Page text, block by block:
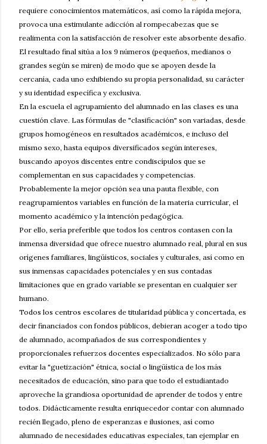
requiere conocimientos matemáticos, así como la rápida mejora,
provoca una estimulante adicción al rompecabezas que se
realimenta con la satisfacción de resolver este absorbente desafío.
El resultado final sitúa a los 9 números (pequeños, medianos o
grandes según se miren) de modo que se apoyen desde la
cercanía, cada uno exhibiendo su propia personalidad, su carácter
y su identidad específica y exclusiva.
En la escuela el agrupamiento del alumnado en las clases es una
cuestión clave. Las fórmulas de "clasificación" son variadas, desde
grupos homogéneos en resultados académicos, e incluso del
mismo sexo, hasta equipos diversificados según intereses,
buscando apoyos discentes entre condiscípulos que se
complementan en sus capacidades y competencias.
Probablemente la mejor opción sea una pauta flexible, con
reagrupamientos variables en función de la materia curricular, el
momento académico y la intención pedagógica.
Por ello, sería preferible que todos los centros contasen con la
inmensa diversidad que ofrece nuestro alumnado real, plural en sus
orígenes familiares, lingüísticos, sociales y culturales, así como en
sus inmensas capacidades potenciales y en sus contadas
limitaciones que en grado variable se presentan en cualquier ser
humano.
Todos los centros escolares de titularidad pública y concertada, es
decir financiados con fondos públicos, debieran acoger a todo tipo
de alumnado, acompañados de sus correspondientes y
proporcionales refuerzos docentes especializados. No sólo para
evitar la "guetización" étnica, social o lingüística de los más
necesitados de educación, sino para que todo el estudiantado
aproveche la grandiosa oportunidad de aprender de todos y entre
todos. Didácticamente resulta enriquecedor contar con alumnado
recién llegado, pleno de esperanzas e ilusiones, así como
alumnado de necesidades educativas especiales, tan ejemplar en